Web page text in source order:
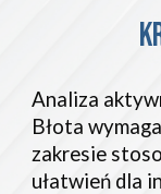
Analiza
Błota
zakresie
ułatwień dla